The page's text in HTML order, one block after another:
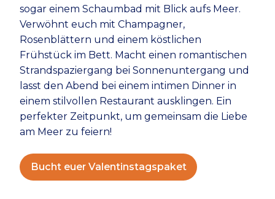
sogar einem Schaumbad mit Blick aufs Meer.
Verwöhnt euch mit Champagner,
Rosenblättern und einem köstlichen
Frühstück im Bett. Macht einen romantischen
Strandspaziergang bei Sonnenuntergang und
lasst den Abend bei einem intimen Dinner in
einem stilvollen Restaurant ausklingen. Ein
perfekter Zeitpunkt, um gemeinsam die Liebe
am Meer zu feiern!
Bucht euer Valentinstagspaket